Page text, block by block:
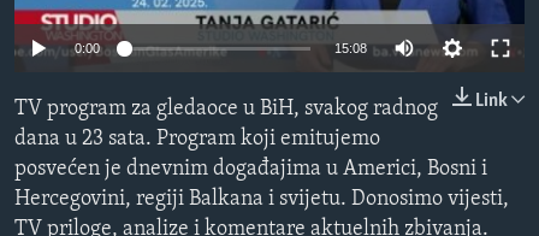
MAGAZIN
Learning English
PRATITE NAS
Auto 240p 480p
0:00 15:08
480p
Link
TV program za gledaoce u BiH, svakog radnog
dana u 23 sata. Program koji emitujemo
posvećen je dnevnim događajima u Americi, Bosni i
Hercegovini, regiji Balkana i svijetu. Donosimo vijesti,
TV priloge, analize i komentare aktuelnih zbivanja.